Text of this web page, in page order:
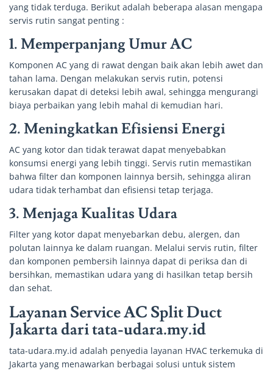
yang tidak terduga. Berikut adalah beberapa alasan mengapa
servis rutin sangat penting :
1.Memperpanjang Umur AC
Komponen AC yang di rawat dengan baik akan lebih awet dan
tahan lama. Dengan melakukan servis rutin, potensi
kerusakan dapat di deteksi lebih awal, sehingga mengurangi
biaya perbaikan yang lebih mahal di kemudian hari.
2.Meningkatkan Efisiensi Energi
AC yang kotor dan tidak terawat dapat menyebabkan
konsumsi energi yang lebih tinggi. Servis rutin memastikan
bahwa filter dan komponen lainnya bersih, sehingga aliran
udara tidak terhambat dan efisiensi tetap terjaga.
3.Menjaga Kualitas Udara
Filter yang kotor dapat menyebarkan debu, alergen, dan
polutan lainnya ke dalam ruangan. Melalui servis rutin, filter
dan komponen pembersih lainnya dapat di periksa dan di
bersihkan, memastikan udara yang di hasilkan tetap bersih
dan sehat.
Layanan Service AC Split Duct
Jakarta dari tata-udara.my.id
tata-udara.my.id adalah penyedia layanan HVAC terkemuka di
Jakarta yang menawarkan berbagai solusi untuk sistem